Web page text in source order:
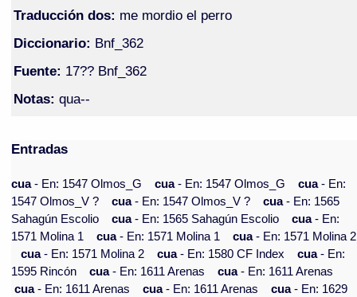
Traducción dos: me mordio el perro
Diccionario: Bnf_362
Fuente: 17?? Bnf_362
Notas: qua--
Entradas
cua- En: 1547 Olmos_G cua- En: 1547 Olmos_G cua- En:
1547 Olmos_V ?
cua- En: 1547 Olmos_V ? cua- En: 1565
Sahagún Escolio
cua- En: 1565 Sahagún Escolio cua- En:
1571 Molina 1
cua- En: 1571 Molina 1 cua- En: 1571 Molina 2
cua- En: 1571 Molina 2 cua- En: 1580 CF Index cua- En:
1595 Rincón
cua- En: 1611 Arenas cua- En: 1611 Arenas
cua- En: 1611 Arenas cua- En: 1611 Arenas cua- En: 1629